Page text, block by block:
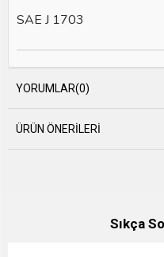
SAE J 1703
YORUMLAR(0)
ÜRÜN ÖNERILERI
Sıkça